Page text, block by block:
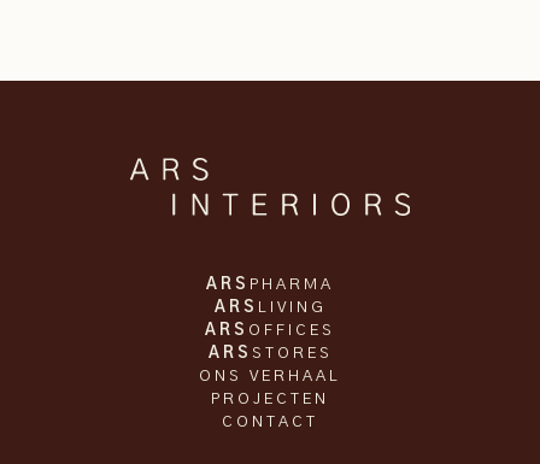
ARS PHARMA
ARS LIVING
ARS OFFICES
ARS STORES
ONS VERHAAL
PROJECTEN
CONTACT